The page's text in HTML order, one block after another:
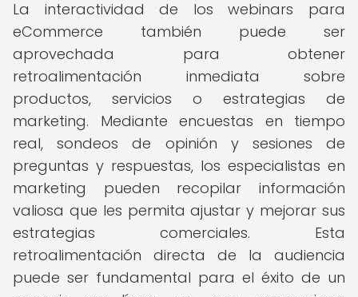
La interactividad de los webinars para
eCommerce también puede ser
aprovechada para obtener
retroalimentación inmediata sobre
productos, servicios o estrategias de
marketing. Mediante encuestas en tiempo
real, sondeos de opinión y sesiones de
preguntas y respuestas, los especialistas en
marketing pueden recopilar información
valiosa que les permita ajustar y mejorar sus
estrategias comerciales. Esta
retroalimentación directa de la audiencia
puede ser fundamental para el éxito de un